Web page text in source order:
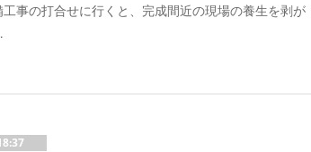
事の打合せに行くと、完成間近の現場の養生を剥が